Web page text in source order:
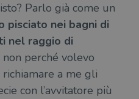
Parlo già come un
pisciato nei bagni di
nel raggio di
non perché volevo
a me gli
con l’avvitatore più